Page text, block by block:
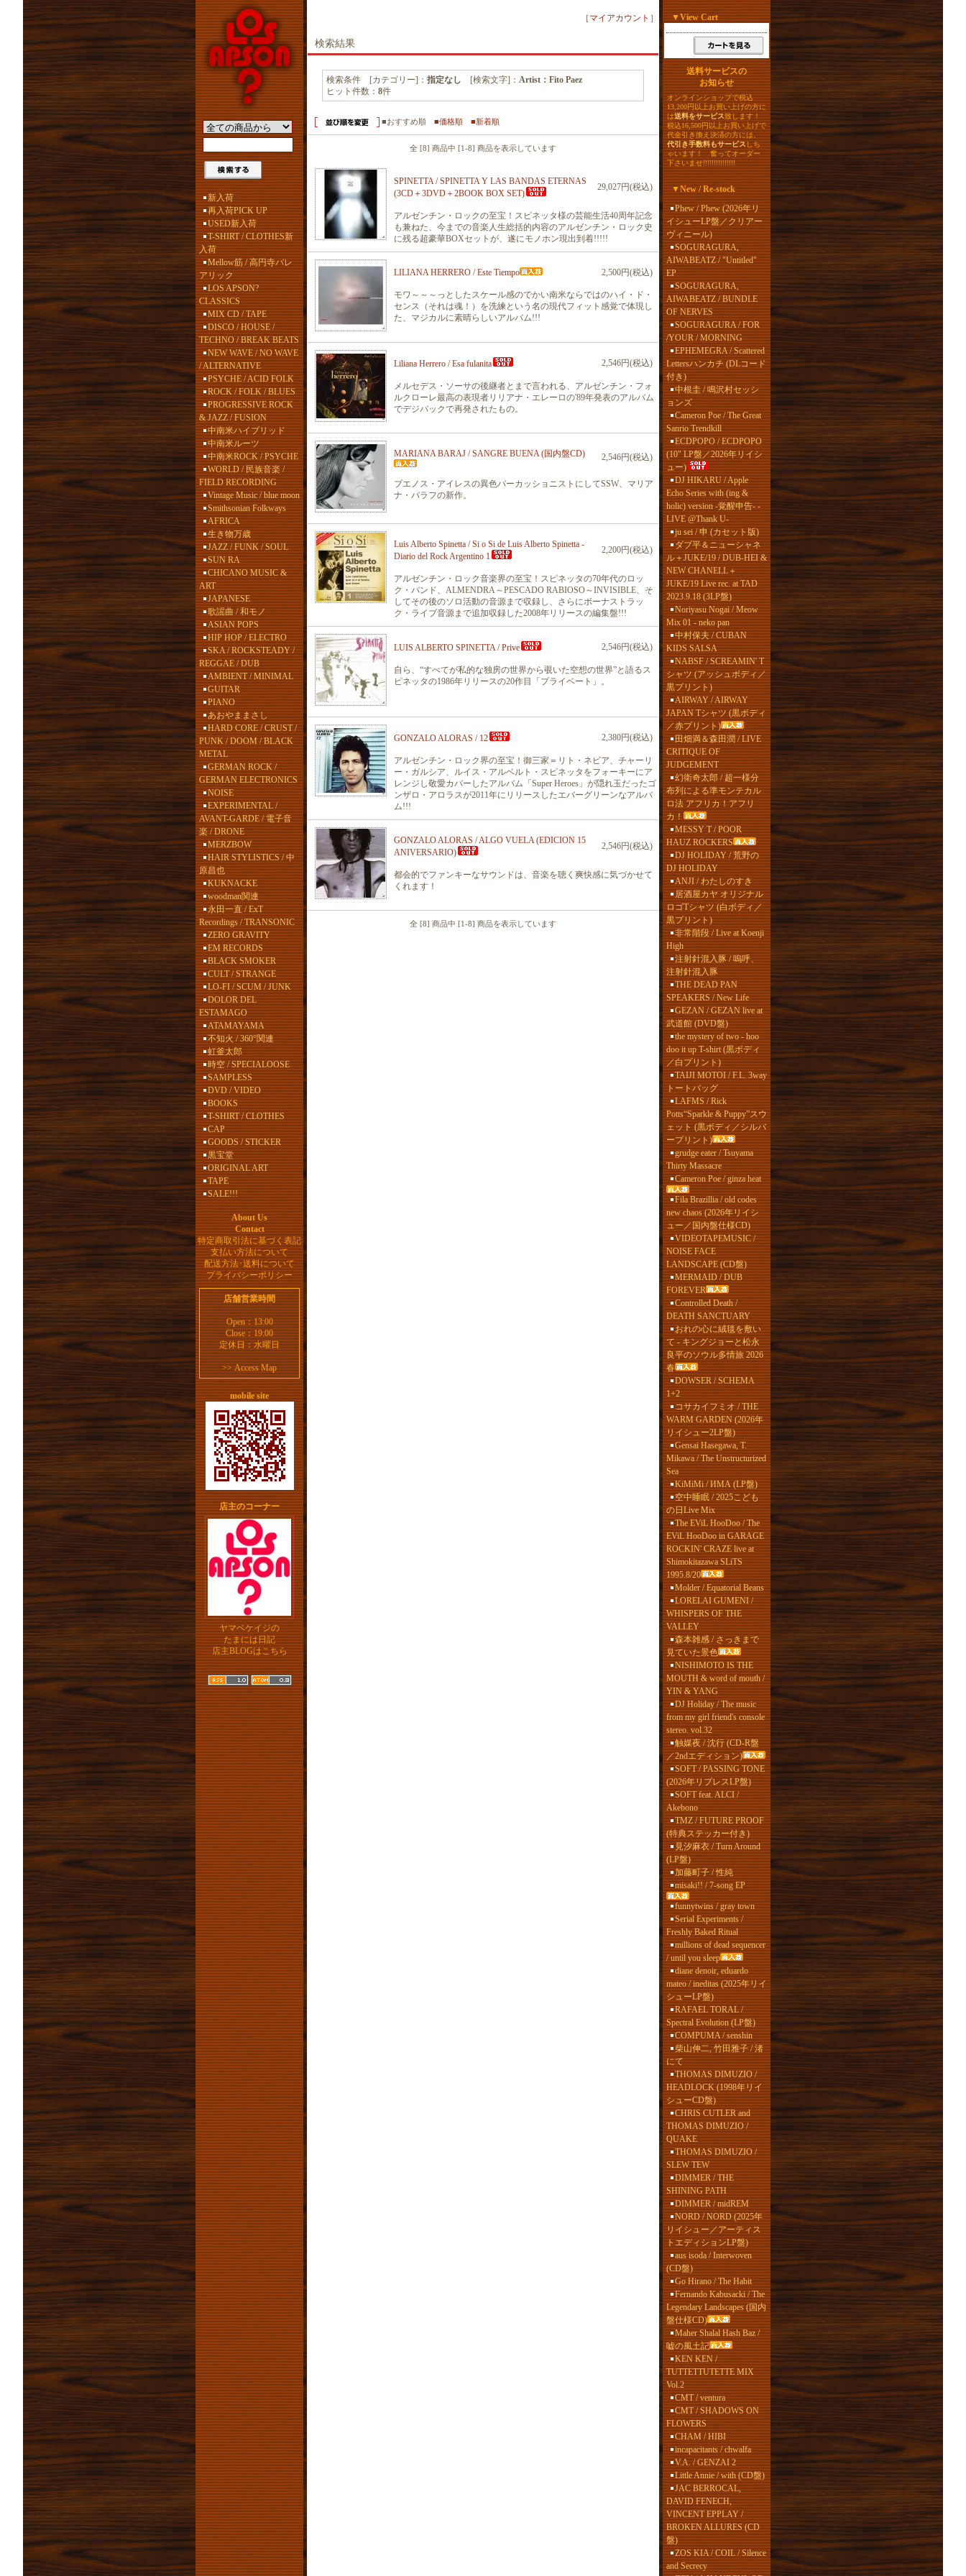
新入荷
再入荷PICK UP
USED新入荷
T-SHIRT / CLOTHES新
入荷
Mellow筋 / 高円寺バレ
アリック
LOS APSON?
CLASSICS
MIX CD / TAPE
DISCO / HOUSE /
TECHNO / BREAK BEATS
NEW WAVE / NO WAVE
/ ALTERNATIVE
PSYCHE / ACID FOLK
ROCK / FOLK / BLUES
PROGRESSIVE ROCK
& JAZZ / FUSION
中南米ハイブリッド
中南米ルーツ
中南米ROCK / PSYCHE
WORLD / 民族音楽 /
FIELD RECORDING
Vintage Music / blue moon
Smithsonian Folkways
AFRICA
生き物万歳
JAZZ / FUNK / SOUL
SUN RA
CHICANO MUSIC &
ART
JAPANESE
歌謡曲 / 和モノ
ASIAN POPS
HIP HOP / ELECTRO
SKA / ROCKSTEADY /
REGGAE / DUB
AMBIENT / MINIMAL
GUITAR
PIANO
あおやままさし
HARD CORE / CRUST /
PUNK / DOOM / BLACK
METAL
GERMAN ROCK /
GERMAN ELECTRONICS
NOISE
EXPERIMENTAL /
AVANT-GARDE / 電子音
楽 / DRONE
MERZBOW
HAIR STYLISTICS / 中
原昌也
KUKNACKE
woodman関連
永田一直 / ExT
Recordings / TRANSONIC
ZERO GRAVITY
EM RECORDS
BLACK SMOKER
CULT / STRANGE
LO-FI / SCUM / JUNK
DOLOR DEL
ESTAMAGO
ATAMAYAMA
不知火 / 360°関連
虹釜太郎
時空 / SPECIALOOSE
SAMPLESS
DVD / VIDEO
BOOKS
T-SHIRT / CLOTHES
CAP
GOODS / STICKER
黒宝堂
ORIGINAL ART
TAPE
SALE!!!
About Us
Contact
特定商取引法に基づく表記
支払い方法について
配送方法･送料について
プライバシーポリシー
店舗営業時間
Open：13:00
Close：19:00
定休日：水曜日
>>Access Map
mobile site
店主のコーナー
ヤマベケイジの
たまには日記
店主BLOGはこちら
［ マイアカウント ］
検索結果
検索条件 [カテゴリー]： 指定なし [検索文字]： Artist：Fito Paez
ヒット件数： 8件
■おすすめ順 ■価格順 ■新着順
全 [8] 商品中 [1-8] 商品を表示しています
SPINETTA / SPINETTA Y LAS BANDAS ETERNAS
(3CD＋3DVD＋2BOOK BOX SET)
29,027円(税込)
アルゼンチン・ロックの至宝！スピネッタ様の芸能生活40周年記念
も兼ねた、今までの音楽人生総括的内容のアルゼンチン・ロック史
に残る超豪華BOXセットが、遂にモノホン現出到着!!!!!
LILIANA HERRERO / Este Tiempo 2,500円(税込)
モワ～～～っとしたスケール感のでかい南米ならではのハイ・ド・
センス（それは魂！）を洗練という名の現代フィット感覚で体現し
た、マジカルに素晴らしいアルバム!!!
Liliana Herrero / Esa fulanita 2,546円(税込)
メルセデス・ソーサの後継者とまで言われる、アルゼンチン・フォ
ルクローレ最高の表現者リリアナ・エレーロの'89年発表のアルバム
でデジパックで再発されたもの。
MARIANA BARAJ / SANGRE BUENA (国内盤CD) 2,546円(税込)
ブエノス・アイレスの異色パーカッショニストにしてSSW、マリア
ナ・バラフの新作。
Luis Alberto Spinetta / Si o Si de Luis Alberto Spinetta -
Diario del Rock Argentino 1
2,200円(税込)
アルゼンチン・ロック音楽界の至宝！スピネッタの70年代のロッ
ク・バンド、ALMENDRA～PESCADO RABIOSO～INVISIBLE、そ
してその後のソロ活動の音源まで収録し、さらにボーナストラッ
ク・ライブ音源まで追加収録した2008年リリースの編集盤!!!
LUIS ALBERTO SPINETTA / Prive 2,546円(税込)
自ら、“すべてが私的な独房の世界から覗いた空想の世界”と語るス
ピネッタの1986年リリースの20作目「プライベート」。
GONZALO ALORAS / 12 2,380円(税込)
アルゼンチン・ロック界の至宝！御三家＝リト・ネビア、チャーリ
ー・ガルシア、ルイス・アルベルト・スピネッタをフォーキーにア
レンジし敬愛カバーしたアルバム「Super Heroes」が隠れ玉だったゴ
ンザロ・アロラスが2011年にリリースしたエバーグリーンなアルバ
ム!!!
GONZALO ALORAS / ALGO VUELA (EDICION 15
ANIVERSARIO)
2,546円(税込)
都会的でファンキーなサウンドは、音楽を聴く爽快感に気づかせて
くれます！
全 [8] 商品中 [1-8] 商品を表示しています
▼View Cart
送料サービスの
お知らせ
オンラインショップで税込
13,200円以上お買い上げの方に
は送料をサービス致します！
税込16,500円以上お買い上げで
代金引き換え決済の方には、
代引き手数料もサービスしち
ゃいます！ 奮ってオーダー
下さいませ!!!!!!!!!!!!!!!
▼New / Re-stock
Phew / Phew (2026年リ
イシューLP盤／クリアー
ヴィニール)
SOGURAGURA,
AIWABEATZ / "Untitled"
EP
SOGURAGURA,
AIWABEATZ / BUNDLE
OF NERVES
SOGURAGURA / FOR
/YOUR / MORNING
EPHEMEGRA / Scattered
Lettersハンカチ (DLコード
付き)
中根圭 / 鳴沢村セッシ
ョンズ
Cameron Poe / The Great
Sanrio Trendkill
ECDPOPO / ECDPOPO
(10" LP盤／2026年リイシ
ュー)
DJ HIKARU / Apple
Echo Series with (ing &
holic) version -覚醒申告- -
LIVE @Thank U-
ju sei / 申 (カセット版)
ダブ平＆ニューシャネ
ル＋JUKE/19 / DUB-HEI &
NEW CHANELL＋
JUKE/19 Live rec. at TAD
2023.9.18 (3LP盤)
Noriyasu Nogai / Meow
Mix 01 - neko pan
中村保夫 / CUBAN
KIDS SALSA
NABSF / SCREAMIN' T
シャツ (アッシュボディ／
黒プリント)
AIRWAY / AIRWAY
JAPAN Tシャツ (黒ボディ
／赤プリント)
田畑満＆森田潤 / LIVE
CRITIQUE OF
JUDGEMENT
幻衛奇太郎 / 超一様分
布列による準モンテカル
ロ法 アフリカ！アフリ
カ！
MESSY T / POOR
HAUZ ROCKERS
DJ HOLIDAY / 荒野の
DJ HOLIDAY
ANJI / わたしのすき
居酒屋カヤ オリジナル
ロゴTシャツ (白ボディ／
黒プリント)
非常階段 / Live at Koenji
High
注射針混入豚 / 嗚呼、
注射針混入豚
THE DEAD PAN
SPEAKERS / New Life
GEZAN / GEZAN live at
武道館 (DVD盤)
the mystery of two - hoo
doo it up T-shirt (黒ボディ
／白プリント)
TAIJI MOTOI / F.L. 3way
トートバッグ
LAFMS / Rick
Potts“Sparkle & Puppy”スウ
ェット (黒ボディ／シルバ
ープリント)
grudge eater / Tsuyama
Thirty Massacre
Cameron Poe / ginza heat
Fila Brazillia / old codes
new chaos (2026年リイシ
ュー／国内盤仕様CD)
VIDEOTAPEMUSIC /
NOISE FACE
LANDSCAPE (CD盤)
MERMAID / DUB
FOREVER
Controlled Death /
DEATH SANCTUARY
おれの心に絨毯を敷い
て - キングジョーと松永
良平のソウル多情旅 2026
春
DOWSER / SCHEMA
1+2
コサカイフミオ / THE
WARM GARDEN (2026年
リイシュー2LP盤)
Gensai Hasegawa, T.
Mikawa / The Unstructurized
Sea
KiMiMi / ИМА (LP盤)
空中睡眠 / 2025こども
の日Live Mix
The EViL HooDoo / The
EViL HooDoo in GARAGE
ROCKIN' CRAZE live at
Shimokitazawa SLiTS
1995.8/20
Molder / Equatorial Beans
LORELAI GUMENI /
WHISPERS OF THE
VALLEY
森本雑感 / さっきまで
見ていた景色
NISHIMOTO IS THE
MOUTH & word of mouth /
YIN & YANG
DJ Holiday / The music
from my girl friend's console
stereo. vol.32
触媒夜 / 沈行 (CD-R盤
／2ndエディション)
SOFT / PASSING TONE
(2026年リプレスLP盤)
SOFT feat. ALCI /
Akebono
TMZ / FUTURE PROOF
(特典ステッカー付き)
見汐麻衣 / Turn Around
(LP盤)
加藤町子 / 性純
misaki!! / 7-song EP
funnytwins / gray town
Serial Experiments /
Freshly Baked Ritual
millions of dead sequencer
/ until you sleep
diane denoir, eduardo
mateo / ineditas (2025年リイ
シューLP盤)
RAFAEL TORAL /
Spectral Evolution (LP盤)
COMPUMA / senshin
柴山伸二, 竹田雅子 / 渚
にて
THOMAS DIMUZIO /
HEADLOCK (1998年リイ
シューCD盤)
CHRIS CUTLER and
THOMAS DIMUZIO /
QUAKE
THOMAS DIMUZIO /
SLEW TEW
DIMMER / THE
SHINING PATH
DIMMER / midREM
NORD / NORD (2025年
リイシュー／アーティス
トエディションLP盤)
aus isoda / Interwoven
(CD盤)
Go Hirano / The Habit
Fernando Kabusacki / The
Legendary Landscapes (国内
盤仕様CD)
Maher Shalal Hash Baz /
嘘の風土記
KEN KEN /
TUTTETTUTETTE MIX
Vol.2
CMT / ventura
CMT / SHADOWS ON
FLOWERS
CHAM / HIBI
incapacitants / chwalfa
V.A. / GENZAI 2
Little Annie / with (CD盤)
JAC BERROCAL,
DAVID FENECH,
VINCENT EPPLAY /
BROKEN ALLURES (CD
盤)
ZOS KIA / COIL / Silence
and Secrecy